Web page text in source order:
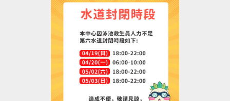
-洽詢專線：03-2639066 #111
-官網 :
https://www.lzsports.com.tw/zh_TW/news/pageID/1/
-FB : 桃園市蘆竹國民運動中心
-IG : @luzhusports